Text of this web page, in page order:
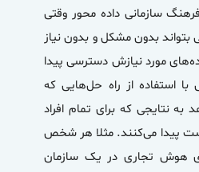
سازمانی داده محور وقتی
بدون مشکل و بدون نیاز
مورد نیازش دسترسی پیدا
استفاده از راه حل‌هایی که
نتایجی که برای تمام افراد
پیدا می‌کنند. مثلا هر شخص
هوش تجاری در یک سازمان